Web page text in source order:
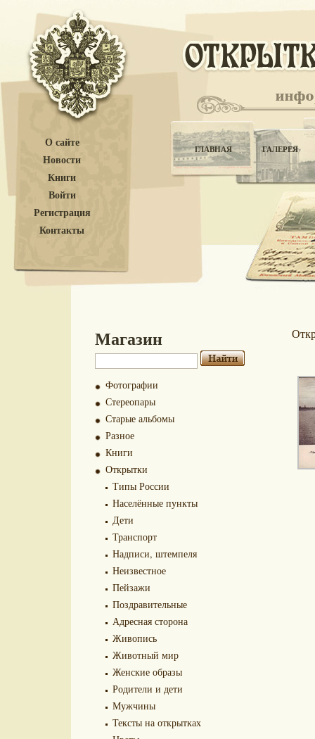
О сайте
Новости
Книги
Войти
Регистрация
Контакты
ГЛАВНАЯ ГАЛЕРЕЯ
Магазин
Фотографии
Стереопары
Старые альбомы
Разное
Книги
Открытки
Типы России
Населённые пункты
Дети
Транспорт
Надписи, штемпеля
Неизвестное
Пейзажи
Поздравительные
Адресная сторона
Живопись
Животный мир
Женские образы
Родители и дети
Мужчины
Тексты на открытках